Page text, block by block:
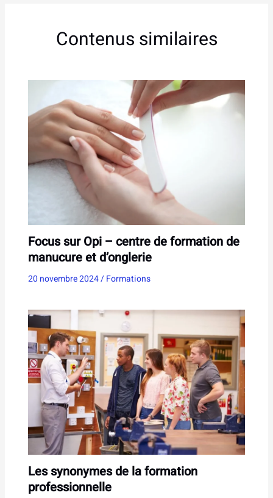
Contenus similaires
Focus sur Opi – centre de formation de
manucure et d’onglerie
20 novembre 2024/Formations
Les synonymes de la formation
professionnelle